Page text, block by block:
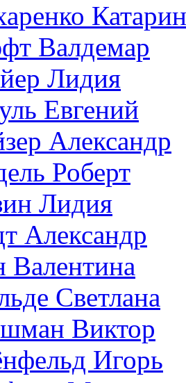
Валдемaр
Лидия
Евгений
Александр
Роберт
Лидия
Александр
Валентина
Светлана
Виктор
Игорь